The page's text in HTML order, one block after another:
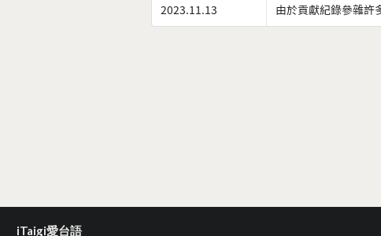
2023.11.13 由於貢獻紀錄參雜許
iTaigi愛台語